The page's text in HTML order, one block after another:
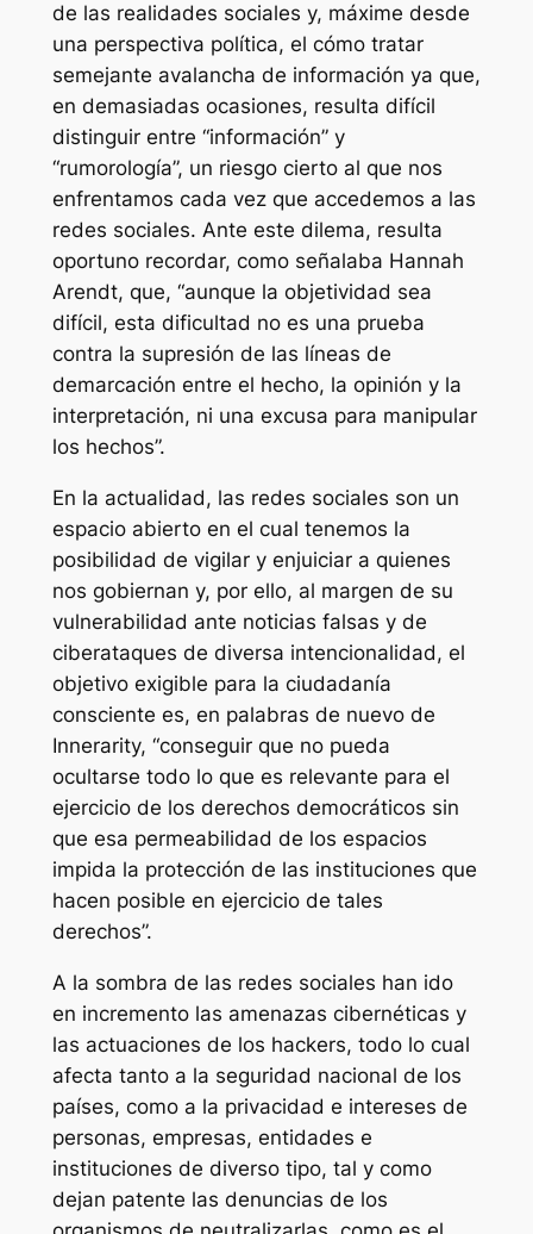
de las realidades sociales y, máxime desde
una perspectiva política, el cómo tratar
semejante avalancha de información ya que,
en demasiadas ocasiones, resulta difícil
distinguir entre “información” y
“rumorología”, un riesgo cierto al que nos
enfrentamos cada vez que accedemos a las
redes sociales. Ante este dilema, resulta
oportuno recordar, como señalaba Hannah
Arendt, que, “aunque la objetividad sea
difícil, esta dificultad no es una prueba
contra la supresión de las líneas de
demarcación entre el hecho, la opinión y la
interpretación, ni una excusa para manipular
los hechos”.
En la actualidad, las redes sociales son un
espacio abierto en el cual tenemos la
posibilidad de vigilar y enjuiciar a quienes
nos gobiernan y, por ello, al margen de su
vulnerabilidad ante noticias falsas y de
ciberataques de diversa intencionalidad, el
objetivo exigible para la ciudadanía
consciente es, en palabras de nuevo de
Innerarity, “conseguir que no pueda
ocultarse todo lo que es relevante para el
ejercicio de los derechos democráticos sin
que esa permeabilidad de los espacios
impida la protección de las instituciones que
hacen posible en ejercicio de tales
derechos”.
A la sombra de las redes sociales han ido
en incremento las amenazas cibernéticas y
las actuaciones de los hackers, todo lo cual
afecta tanto a la seguridad nacional de los
países, como a la privacidad e intereses de
personas, empresas, entidades e
instituciones de diverso tipo, tal y como
dejan patente las denuncias de los